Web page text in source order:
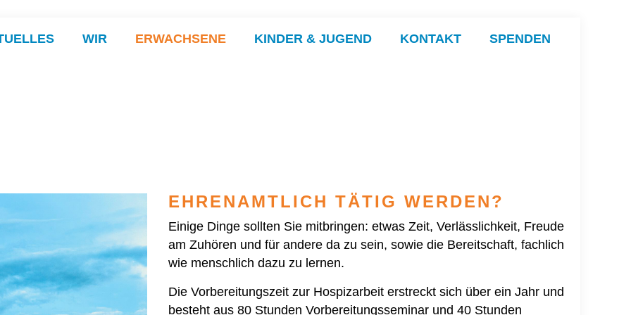
WIR ERWACHSENE KINDER & JUGEND KONTAKT SPENDEN
EHRENAMTLICH TÄTIG WERDEN?
Einige Dinge sollten Sie mitbringen: etwas Zeit, Verlässlichkeit, Freude
am Zuhören und für andere da zu sein, sowie die Bereitschaft, fachlich
wie menschlich dazu zu lernen.
Die Vorbereitungszeit zur Hospizarbeit erstreckt sich über ein Jahr und
besteht aus 80 Stunden Vorbereitungsseminar und 40 Stunden